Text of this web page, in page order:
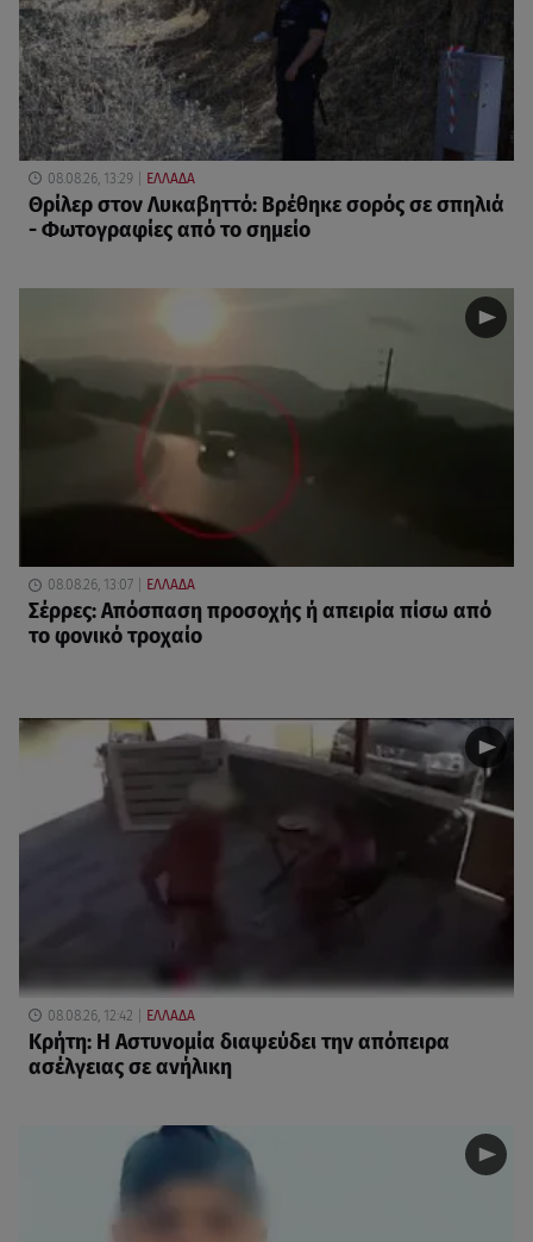
08.08.26, 13:29 ΕΛΛΑΔΑ
Θρίλερ στον Λυκαβηττό: Βρέθηκε σορός σε σπηλιά
- Φωτογραφίες από το σημείο
08.08.26, 13:07 ΕΛΛΑΔΑ
Σέρρες: Απόσπαση προσοχής ή απειρία πίσω από
το φονικό τροχαίο
08.08.26, 12:42 ΕΛΛΑΔΑ
Κρήτη: Η Αστυνομία διαψεύδει την απόπειρα
ασέλγειας σε ανήλικη